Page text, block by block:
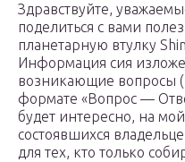
Здравствуйте,
поделиться с вами
планетарную втулку
Информация сия
возникающие вопросы
формате «Вопрос —
будет интересно, на
состоявшихся
для тех, кто только